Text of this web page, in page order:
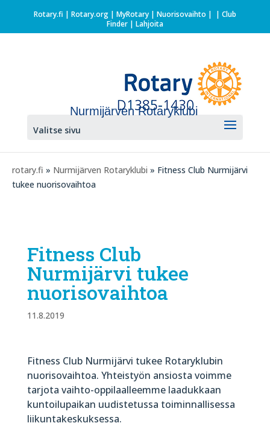
Rotary.fi | Rotary.org| MyRotary | Nuorisovaihto | | Club
Finder| Lahjoita
Nurmijärven Rotaryklubi
Valitse sivu
rotary.fi » Nurmijärven Rotaryklubi » Fitness Club Nurmijärvi
tukee nuorisovaihtoa
Fitness Club
Nurmijärvi tukee
nuorisovaihtoa
11.8.2019
Fitness Club Nurmijärvi tukee Rotaryklubin
nuorisovaihtoa. Yhteistyön ansiosta voimme
tarjota vaihto-oppilaalleemme laadukkaan
kuntoilupaikan uudistetussa toiminnallisessa
liikuntakeskuksessa.